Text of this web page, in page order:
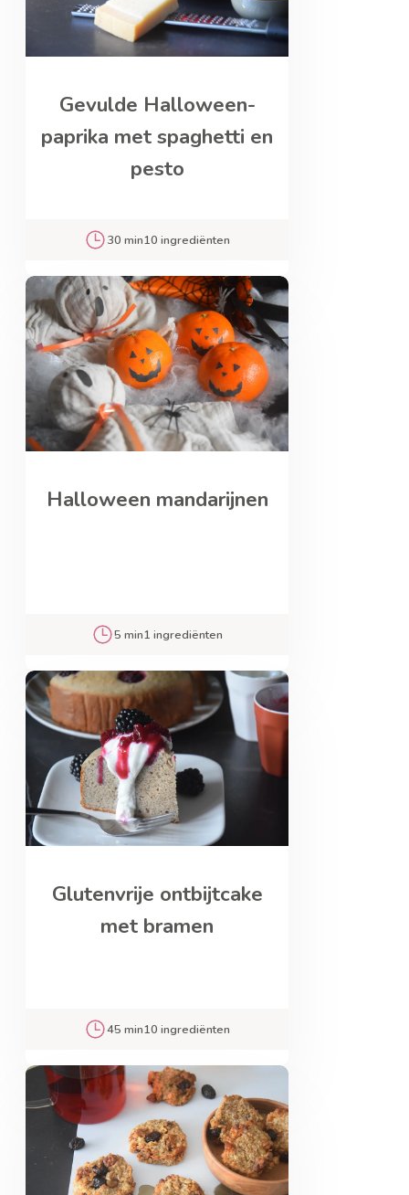
Gevulde Halloween-
paprika met spaghetti en
pesto
30 min10 ingrediënten
Halloween mandarijnen
5 min1 ingrediënten
Glutenvrije ontbijtcake
met bramen
45 min10 ingrediënten